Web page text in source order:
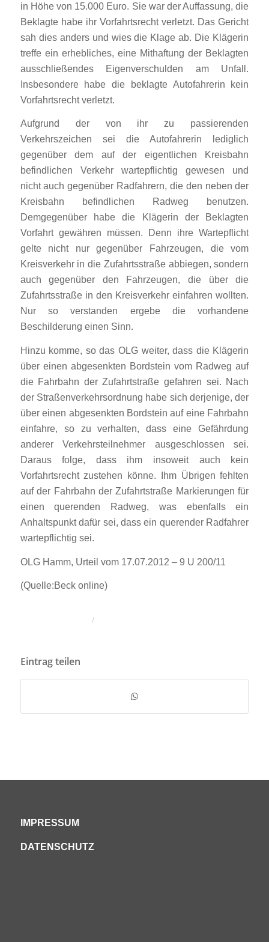
in Höhe von 15.000 Euro. Sie war der Auffassung, die
Beklagte habe ihr Vorfahrtsrecht verletzt. Das Gericht
sah dies anders und wies die Klage ab. Die Klägerin
treffe ein erhebliches, eine Mithaftung der Beklagten
ausschließendes Eigenverschulden am Unfall.
Insbesondere habe die beklagte Autofahrerin kein
Vorfahrtsrecht verletzt.
Aufgrund der von ihr zu passierenden
Verkehrszeichen sei die Autofahrerin lediglich
gegenüber dem auf der eigentlichen Kreisbahn
befindlichen Verkehr wartepflichtig gewesen und
nicht auch gegenüber Radfahrern, die den neben der
Kreisbahn befindlichen Radweg benutzen.
Demgegenüber habe die Klägerin der Beklagten
Vorfahrt gewähren müssen. Denn ihre Wartepflicht
gelte nicht nur gegenüber Fahrzeugen, die vom
Kreisverkehr in die Zufahrtsstraße abbiegen, sondern
auch gegenüber den Fahrzeugen, die über die
Zufahrtsstraße in den Kreisverkehr einfahren wollten.
Nur so verstanden ergebe die vorhandene
Beschilderung einen Sinn.
Hinzu komme, so das OLG weiter, dass die Klägerin
über einen abgesenkten Bordstein vom Radweg auf
die Fahrbahn der Zufahrtstraße gefahren sei. Nach
der Straßenverkehrsordnung habe sich derjenige, der
über einen abgesenkten Bordstein auf eine Fahrbahn
einfahre, so zu verhalten, dass eine Gefährdung
anderer Verkehrsteilnehmer ausgeschlossen sei.
Daraus folge, dass ihm insoweit auch kein
Vorfahrtsrecht zustehen könne. Ihm Übrigen fehlten
auf der Fahrbahn der Zufahrtstraße Markierungen für
einen querenden Radweg, was ebenfalls ein
Anhaltspunkt dafür sei, dass ein querender Radfahrer
wartepflichtig sei.
OLG Hamm, Urteil vom 17.07.2012 – 9 U 200/11
(Quelle:Beck online)
/
Eintrag teilen
IMPRESSUM
DATENSCHUTZ